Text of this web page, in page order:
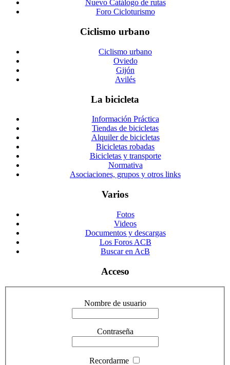
Nuevo Catálogo de rutas
Foro Cicloturismo
Ciclismo urbano
Ciclismo urbano
Oviedo
Gijón
Avilés
La bicicleta
Información Práctica
Tiendas de bicicletas
Alquiler de bicicletas
Bicicletas robadas
Bicicletas y transporte
Normativa
Asociaciones, grupos y otros links
Varios
Fotos
Videos
Documentos y descargas
Los Foros ACB
Buscar en AcB
Acceso
Nombre de usuario
Contraseña
Recordarme